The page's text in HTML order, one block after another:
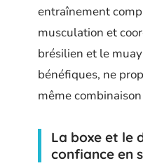
entraînement
musculation et
brésilien et le
bénéfiques, ne
même
La boxe et le
confiance en